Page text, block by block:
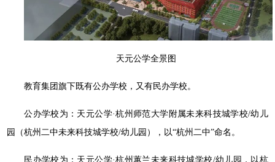
天元公学全景图
教育集团旗下既有公办学校，又有民办学校。
公办学校为：天元公学·杭州师范大学附属未来科技城学校/幼儿
园（杭州二中未来科技城学校/幼儿园），以“杭州⼆中”命名。
民办学校为：天元公学·杭州蕙兰未来科技城学校/幼儿园，以杭